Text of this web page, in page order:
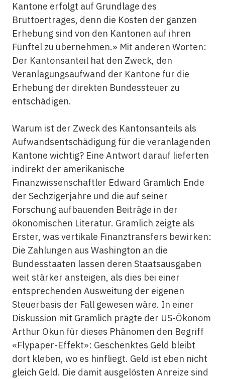
Kantone erfolgt auf Grundlage des
Bruttoertrages, denn die Kosten der ganzen
Erhebung sind von den Kantonen auf ihren
Fünftel zu übernehmen.» Mit anderen Worten:
Der Kantonsanteil hat den Zweck, den
Veranlagungsaufwand der Kantone für die
Erhebung der direkten Bundessteuer zu
entschädigen.
Warum ist der Zweck des Kantonsanteils als
Aufwandsentschädigung für die veranlagenden
Kantone wichtig? Eine Antwort darauf lieferten
indirekt der amerikanische
Finanzwissenschaftler Edward Gramlich Ende
der Sechzigerjahre und die auf seiner
Forschung aufbauenden Beiträge in der
ökonomischen Literatur. Gramlich zeigte als
Erster, was vertikale Finanztransfers bewirken:
Die Zahlungen aus Washington an die
Bundesstaaten lassen deren Staatsausgaben
weit stärker ansteigen, als dies bei einer
entsprechenden Ausweitung der eigenen
Steuerbasis der Fall gewesen wäre. In einer
Diskussion mit Gramlich prägte der US-Ökonom
Arthur Okun für dieses Phänomen den Begriff
«Flypaper-Effekt»: Geschenktes Geld bleibt
dort kleben, wo es hinfliegt. Geld ist eben nicht
gleich Geld. Die damit ausgelösten Anreize sind